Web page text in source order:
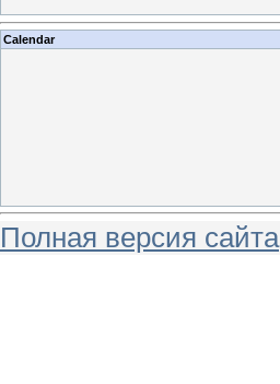
Calendar
Полная версия сайта